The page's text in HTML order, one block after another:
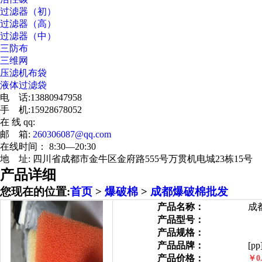
过滤器（初）
过滤器（高）
过滤器（中）
三防布
三维网
压滤机布袋
液体过滤袋
电 话:13880947958
手 机:15928678052
在 线 qq:
邮 箱: 260306087@qq.com
在线时间： 8:30—20:30
地 址: 四川省成都市金牛区金府路555号万贯机电城23栋15号
产品详细
您现在的位置:首页 > 爆破棉 > 成都爆破棉批发
产品名称：
成
产品型号：
产品规格：
产品品牌：
产品价格：
￥